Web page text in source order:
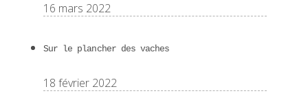
16 mars 2022
Sur le plancher des vaches
18 février 2022